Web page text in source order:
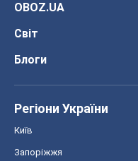
OBOZ.UA
Світ
Блоги
Регіони України
Київ
Запоріжжя